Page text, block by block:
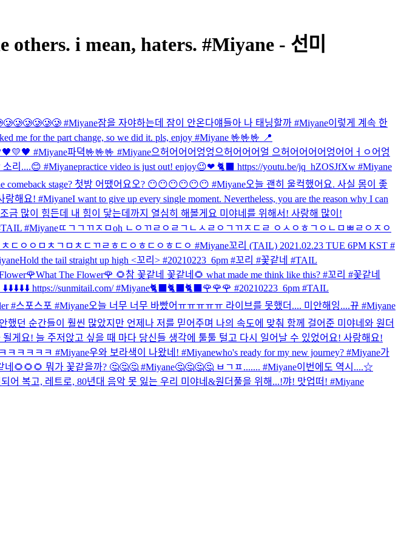
i mean, haters. #Miyane - 선미
#Miyane잠을 자야하는데 잠이 안온다얘들아 나 태닝할까 #Miyane이렇게 계속 한
me for the part change, so we did it. pls, enjoy #Miyane 🤟🤟🤟 📍
#Miyane파뎍🤟🤟🤟 #Miyane으허어어어엉엉으허어어어얼 으허어어어어엉어어ㅓㅇ어엉
소리....😊 #Miyanepractice video is just out! enjoy😉❤ 🐈‍⬛ https://youtu.be/jq_hZOSJfXw #Miyane
comeback stage? 첫방 어땠어요오? 😶😶😶😶😶😶 #Miyane오늘 괜히 울컥했어요. 사실 몸이 좋
랑해요! #MiyaneI want to give up every single moment. Nevertheless, you are the reason why I can
금 많이 힘든데 내 힘이 닿는데까지 열심히 해볼게요 미야네를 위해서! 사랑해 많이!
#Miyaneㄸㄱㄱㄲㅈㅁoh ㄴㅇㄲㄹㅇㄹㄱㄴㅅㄹㅇㄱㄲㅈㄷㄹ ㅇㅅㅇㅎㄱㅇㄴㅁㅃㄹㅇㅈㅇ
ㄷㅇㅇㅁㅊㄱㅁㅊㄷㄲㄹㅎㄷㅇㅎㄷㅇㅎㄷㅇ #Miyane꼬리 (TAIL) 2021.02.23 TUE 6PM KST #
Hold the tail straight up high <꼬리> #20210223_6pm #꼬리 #꽃같네 #TAIL
🌹What The Flower🌹 🌻참 꽃같네 꽃같네🌻 what made me think like this? #꼬리 #꽃같네
https://sunmitail.com/ #Miyane🐈‍⬛🐈‍⬛🐈‍⬛🌹🌹🌹 #20210223_6pm #TAIL
#스포스포 #Miyane오늘 너무 너무 바빴어ㅠㅠㅠㅠㅠ 라이브를 못했더.... 미안해잉....뀨 #Miyane
했던 순간들이 훨씬 많았지만 언제나 저를 믿어주며 나의 속도에 맞춰 함께 걸어준 미야네와 원더
게요! 늘 주저앉고 싶을 때 마다 당신들 생각에 툴툴 털고 다시 일어날 수 있었어요! 사랑해요!
ㅋㅋㅋㅋㅋ #Miyane우와 보라색이 나왔네! #Miyanewho's ready for my new journey? #Miyane가
네🌻🌻🌻 뭐가 꽃같을까? 🤔🤔🤔 #Miyane🤔🤔🤔🤔 ㅂㄱㅍ....... #Miyane이번에도 역시....☆
어 복고, 레트로, 80년대 음악 못 잃는 우리 미야네&원더풀을 위해...!꺄! 맛업떠! #Miyane